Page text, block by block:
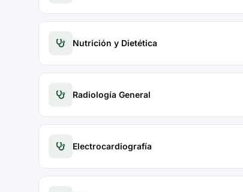
Nutrición y Dietética
Radiología General
Electrocardiografía